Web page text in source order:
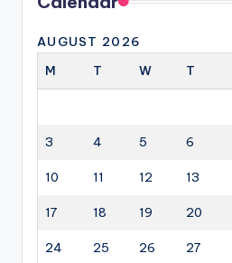
AUGUST 2026
M
T W T
3 4 5 6
10 11 12 13
17 18 19 20
24 25 26 27